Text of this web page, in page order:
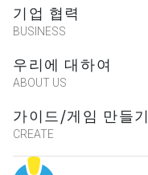
기업 협력
BUSINESS
우리에 대하여
ABOUT US
가이드/게임 만들기
CREATE